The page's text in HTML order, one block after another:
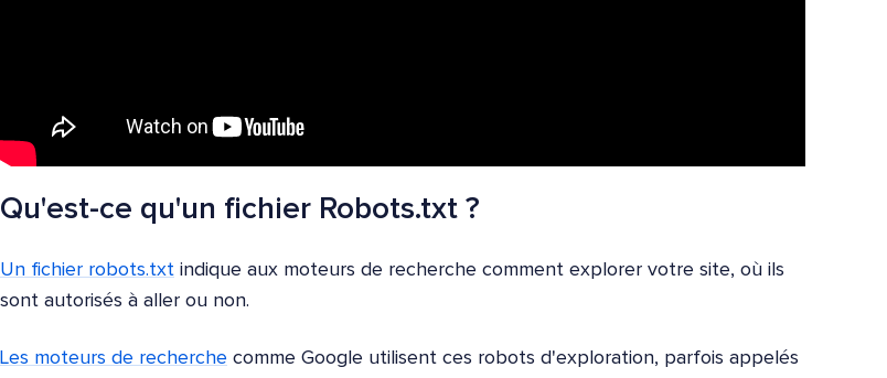
Qu'est-ce qu'un fichier Robots.txt ?
Un fichier robots.txt indique aux moteurs de recherche comment explorer votre site, où ils
sont autorisés à aller ou non.
Les moteurs de recherche comme Google utilisent ces robots d'exploration, parfois appelés